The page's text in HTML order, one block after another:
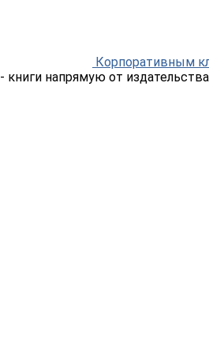
Корпоративным
- книги напрямую от издательства